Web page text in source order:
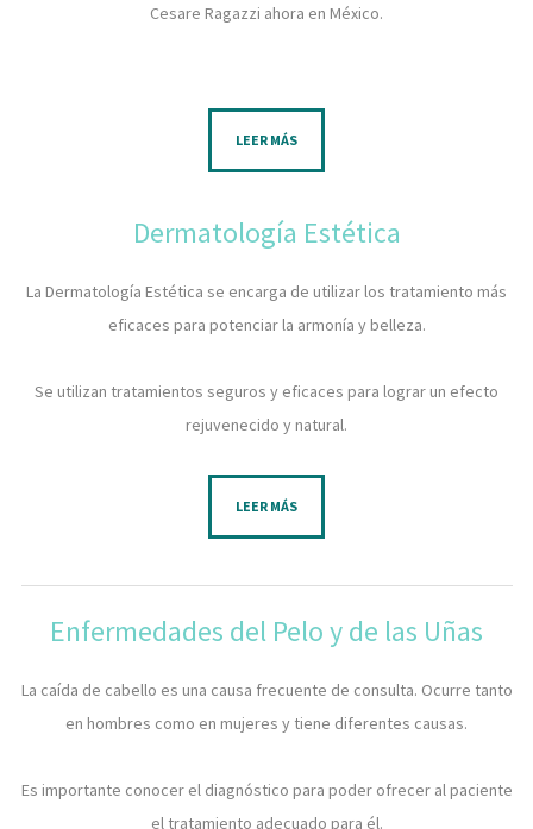
Cesare Ragazzi ahora en México.
LEER MÁS
Dermatología Estética
La Dermatología Estética se encarga de utilizar los tratamiento más
eficaces para potenciar la armonía y belleza.
​Se utilizan tratamientos seguros y eficaces para lograr un efecto
rejuvenecido y natural.
LEER MÁS
Enfermedades del Pelo y de las Uñas
La caída de cabello es una causa frecuente de consulta. Ocurre tanto
en hombres como en mujeres y tiene diferentes causas.
​Es importante conocer el diagnóstico para poder ofrecer al paciente
el tratamiento adecuado para él.